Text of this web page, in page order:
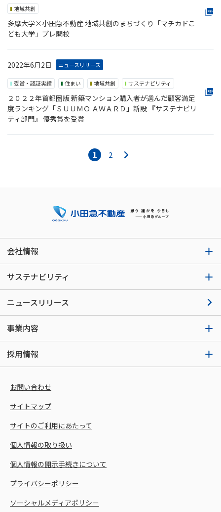
地域共創
多摩大学×小田急不動産 地域共創のまちづくり「マチカドこ
ども大学」プレ開校
2022年6月2日 ニュースリリース
受賞・認証実績 住まい 地域共創 サステナビリティ
２０２２年首都圏版 新築マンション購入者が選んだ顧客満足
度ランキング「ＳＵＵＭＯ ＡＷＡＲＤ」新設 『サステナビリ
ティ部門』 優秀賞を受賞
1 2
会社情報
サステナビリティ
ニュースリリース
事業内容
採用情報
お問い合わせ
サイトマップ
サイトのご利用にあたって
個人情報の取り扱い
個人情報の開示手続きについて
プライバシーポリシー
ソーシャルメディアポリシー